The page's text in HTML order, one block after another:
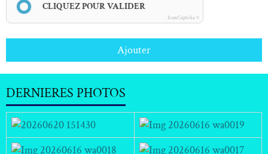
CLIQUEZ POUR VALIDER
IconCaptcha ©
Ajouter
DERNIERES PHOTOS